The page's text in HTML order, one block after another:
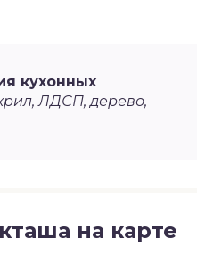
кухонных
ЛДСП, дерево,
на карте